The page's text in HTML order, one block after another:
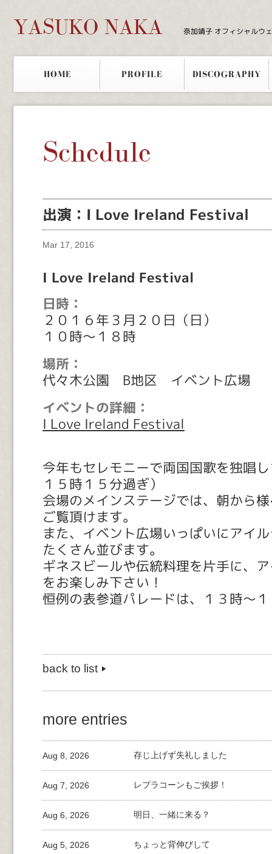
YASUKO NAKA 奈加靖子 オフィシャルウ
HOME PROFILE DISCOGRAPHY
Schedule
出演：I Love Ireland Festival
Mar 17, 2016
I Love Ireland Festival
日時：
２０１６年３月２０日（日）
１０時～１８時
場所：
代々木公園 B地区 イベント広場
イベントの詳細：
I Love Ireland Festival
今年もセレモニーで両国国歌を独唱
１５時１５分過ぎ）
会場のメインステージでは、朝から
ご覧頂けます。
また、イベント広場いっぱいにアイ
たくさん並びます。
ギネスビールや伝統料理を片手に、
をお楽しみ下さい！
恒例の表参道パレードは、１３時～
back to list
more entries
存じ上げず失礼しました
Aug 8, 2026
レプラコーンもご挨拶！
Aug 7, 2026
明日、一緒に来る？
Aug 6, 2026
ちょっと背伸びして
Aug 5, 2026